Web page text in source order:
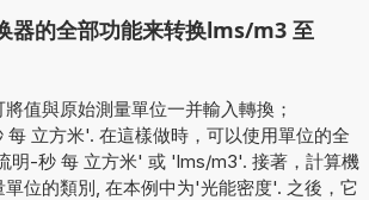
器的全部功能来转换lms/m3 至
值與原始測量單位一并輸入轉換；
立方米'. 在這樣做時，可以使用單位的全
明-秒 每 立方米' 或 'lms/m3'. 接著，計算機
位的類別, 在本例中为'光能密度'. 之後，它